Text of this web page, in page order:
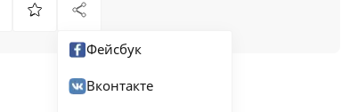
Фейсбук
Вконтакте